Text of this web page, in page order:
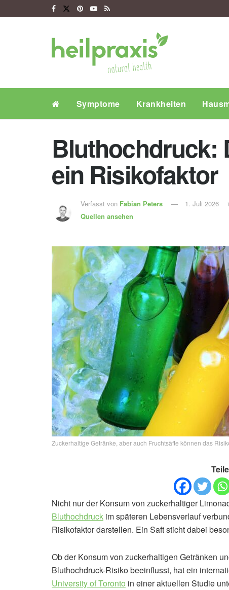
Symptome Krankheiten
Bluthochdruck:
ein Risikofaktor
Verfasst von Fabian Peters
Quellen ansehen
1. Juli 2026
Zuckerhaltige Getränke, aber auch Fruchtsäfte können das
Nicht nur der Konsum von zuckerhaltiger
Bluthochdruck im späteren Lebensverlauf
Risikofaktor darstellen. Ein Saft sticht dabei
Ob der Konsum von zuckerhaltigen Getränken
Bluthochdruck-Risiko beeinflusst, hat ein
University of Toronto in einer aktuellen Studie